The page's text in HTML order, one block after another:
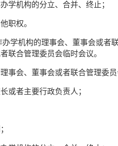
机构的分立、合并、终止；
职权。
办学机构的理事会、董事会或者
联合管理委员会临时会议。
会、董事会或者联合管理委员
者主要行政负责人；